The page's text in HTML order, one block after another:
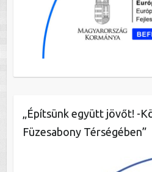
„Építsünk együtt jövőt! -
Füzesabony Térségében”